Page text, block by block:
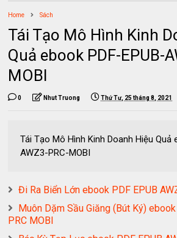
Home Sách
Tái Tạo Mô Hình Kinh
Quả ebook PDF-EPUB-
MOBI
0 Nhut Truong Thứ Tư, 25 tháng 8, 2021
Tái Tạo Mô Hình Kinh Doanh Hiệu Quả
AWZ3-PRC-MOBI
Đi Ra Biển Lớn ebook PDF EPUB
Muôn Dặm Sầu Giăng (Bút Ký)
PRC MOBI